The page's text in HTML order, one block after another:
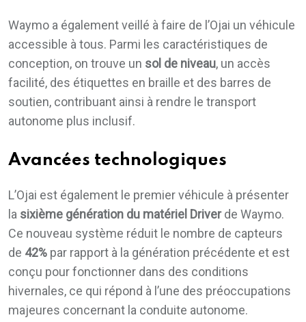
Waymo a également veillé à faire de l’Ojai un véhicule
accessible à tous. Parmi les caractéristiques de
conception, on trouve un sol de niveau, un accès
facilité, des étiquettes en braille et des barres de
soutien, contribuant ainsi à rendre le transport
autonome plus inclusif.
Avancées technologiques
L’Ojai est également le premier véhicule à présenter
la sixième génération du matériel Driverde Waymo.
Ce nouveau système réduit le nombre de capteurs
de 42% par rapport à la génération précédente et est
conçu pour fonctionner dans des conditions
hivernales, ce qui répond à l’une des préoccupations
majeures concernant la conduite autonome.